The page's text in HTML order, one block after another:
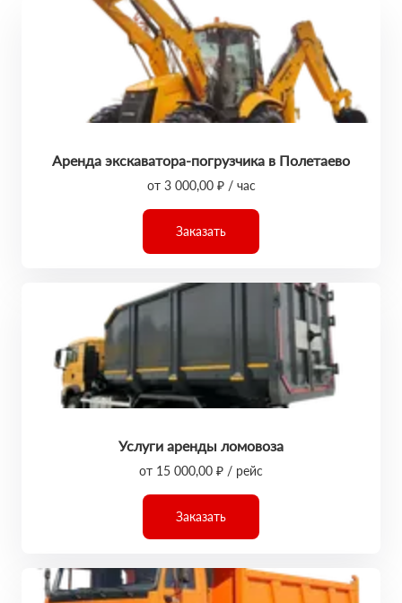
Аренда экскаватора-погрузчика в Полетаево
от 3 000,00 ₽ / час
Заказать
Услуги аренды ломовоза
от 15 000,00 ₽ / рейс
Заказать